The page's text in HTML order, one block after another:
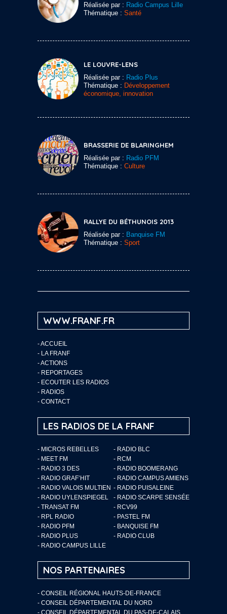
Réalisée par : Radio Campus Lille
Thématique : Santé
LE LOUVRE-LENS
Réalisée par : Radio Plus
Thématique : Développement
économique, innovation
BRASSERIE DE BLARINGHEM
Réalisée par : Radio PFM
Thématique : Culture
RALLYE DU BÉTHUNOIS 2013
Réalisée par : Banquise FM
Thématique : Sport
WWW.FRANF.FR
-ACCUEIL
- LA FRANF
-ACTIONS
- REPORTAGES
- ECOUTER LES RADIOS
- RADIOS
- CONTACT
LES RADIOS DE LA FRANF
- MICROS REBELLES
- RADIO BLC
- MEET FM
- RCM
- RADIO 3 DES
- RADIO BOOMERANG
- RADIO GRAF’HIT
- RADIO CAMPUS AMIENS
- RADIO VALOIS MULTIEN - RADIO PUISALEINE
- RADIO UYLENSPIEGEL
- RADIO SCARPE SENSÉE
- TRANSAT FM
- RCV99
- RPL RADIO
- PASTEL FM
- RADIO PFM
- BANQUISE FM
- RADIO PLUS
- RADIO CLUB
- RADIO CAMPUS LILLE
NOS PARTENAIRES
- CONSEIL RÉGIONAL HAUTS-DE-FRANCE
- CONSEIL DÉPARTEMENTAL DU NORD
- CONSEIL DÉPARTEMENTAL DU PAS-DE-CALAIS